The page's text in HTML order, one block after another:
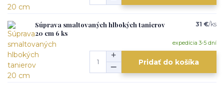
Súprava smaltovaných hlbokých tanierov
20 cm 6 ks
31 €/ks
expedícia 3-5 dní
Pridať do košíka